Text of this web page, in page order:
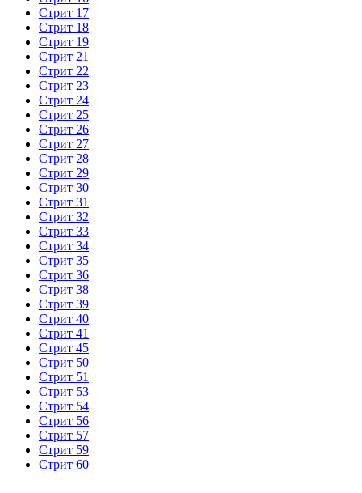
Стрит 17
Стрит 18
Стрит 19
Стрит 21
Стрит 22
Стрит 23
Стрит 24
Стрит 25
Стрит 26
Стрит 27
Стрит 28
Стрит 29
Стрит 30
Стрит 31
Стрит 32
Стрит 33
Стрит 34
Стрит 35
Стрит 36
Стрит 38
Стрит 39
Стрит 40
Стрит 41
Стрит 45
Стрит 50
Стрит 51
Стрит 53
Стрит 54
Стрит 56
Стрит 57
Стрит 59
Стрит 60